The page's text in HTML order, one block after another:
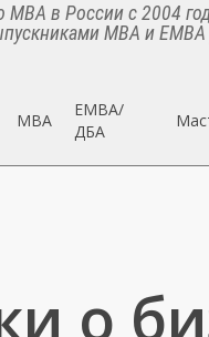
в России с 2004
MBA и
MBA
EMBA/
ДБA
о